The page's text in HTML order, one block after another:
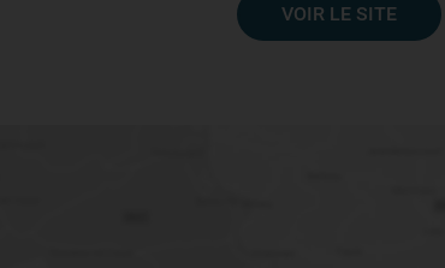
VOIR LE SITE